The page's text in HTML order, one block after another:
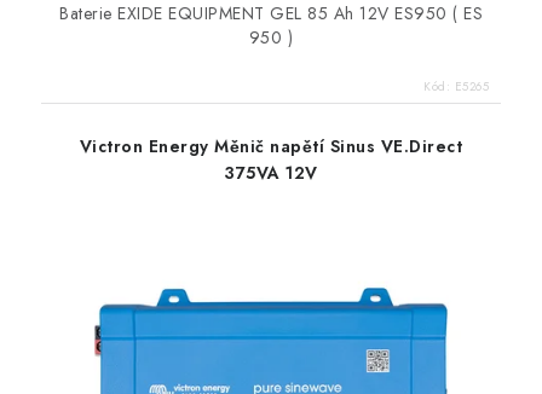
Baterie EXIDE EQUIPMENT GEL 85 Ah 12V ES950 ( ES
950 )
Kód: E5265
Victron Energy Měnič napětí Sinus VE.Direct
375VA 12V